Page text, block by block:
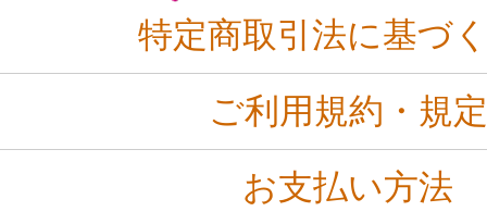
特定商取引法に基づ
ご利用規約・規定
お支払い方法